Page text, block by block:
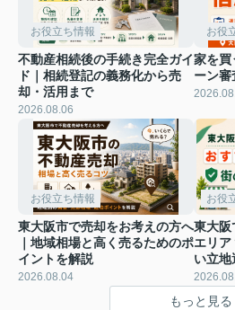
お役立ち情報
不動産相続後の手続き完全ガイ
ド｜相続登記の義務化から売
却・活用まで
2026.08.06
お役
家を買
ーン審
お役立ち情報
東大阪市で売却をお考えの方へ
｜地域相場と高く売るためのポ
イントを解説
2026.08.04
お役
東大阪
エリア
い立地
もっと見る